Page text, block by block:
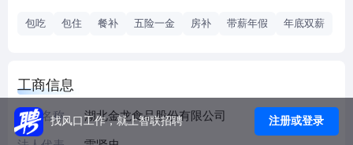
包吃 包住 餐补 五险一金 房补 带薪年假 年底双薪
工商信息
企业名称 湖北金龙食品股份有限公司
找风口工作，就上智联招聘 注册或登录